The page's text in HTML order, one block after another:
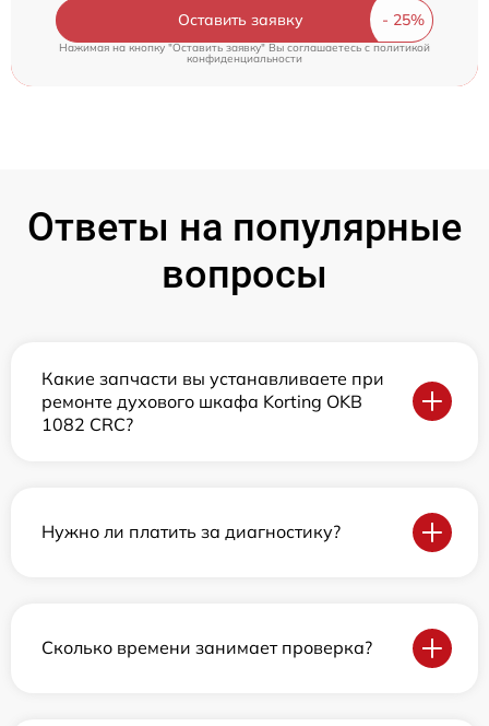
Оставить заявку
Нажимая на кнопку "Оставить заявку" Вы соглашаетесь cполитикой
конфиденциальности
Ответы на популярные
вопросы
Какие запчасти вы устанавливаете при
ремонте духового шкафа Korting OKB
1082 CRC?
Нужно ли платить за диагностику?
Сколько времени занимает проверка?